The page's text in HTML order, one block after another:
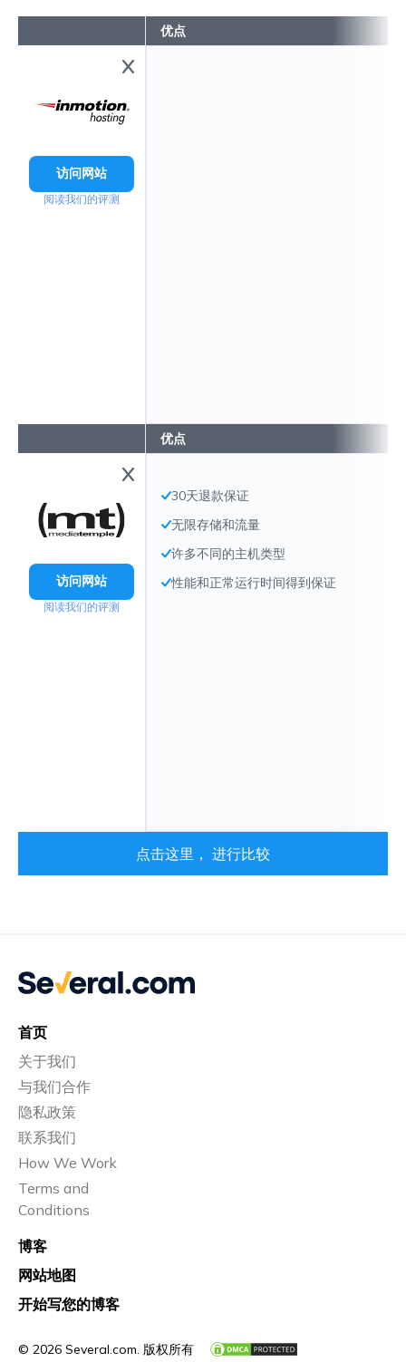
访问网站
阅读我们的评测
访问网站
阅读我们的评测
优点
优点
30天退款保证
无限存储和流量
许多不同的主机类型
性能和正常运行时间得到保证
点击这里， 进行比较
© 2026 Several.com. 版权所有
首页
关于我们
与我们合作
隐私政策
联系我们
How We Work
Terms and
Conditions
博客
网站地图
开始写您的博客